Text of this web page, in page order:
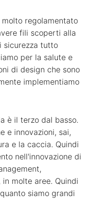
regolamentato
fili scoperti alla
sicurezza tutto
per la salute e
di design che sono
implementiamo
è il terzo dal basso.
e innovazioni, sai,
e la caccia. Quindi
nell'innovazione di
molte aree. Quindi
siamo grandi